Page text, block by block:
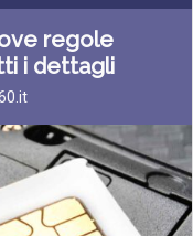
regole
i dettagli